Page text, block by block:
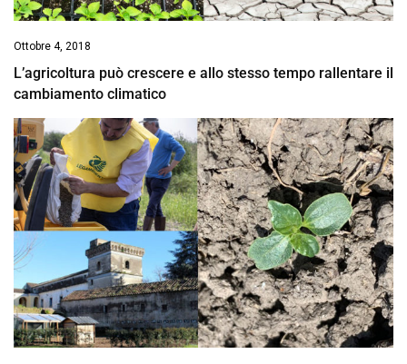
Ottobre 4, 2018
L’agricoltura può crescere e allo stesso tempo rallentare il
cambiamento climatico